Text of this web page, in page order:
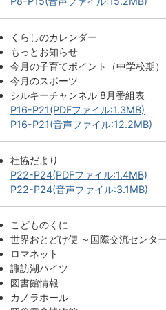
くらしのカレンダー
もっとお知らせ
今月の子育てポイント（中学校期）
今月のスポーツ
シルキーチャンネル 8月番組表
P16-P21(PDFファイル:1.3MB)
P16-P21(音声ファイル:12.2MB)
社協だより
P22-P24(PDFファイル:1.4MB)
P22-P24(音声ファイル:3.1MB)
こどものくに
世界おとどけ便 ～国際交流センタ
ロマネット
諏訪湖ハイツ
図書館情報
カノラホール